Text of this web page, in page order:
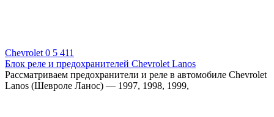
Chevrolet 0 5 411
Блок реле и предохранителей Chevrolet Lanos
Рассматриваем предохранители и реле в автомобиле Chevrolet
Lanos (Шевроле Ланос) — 1997, 1998, 1999,